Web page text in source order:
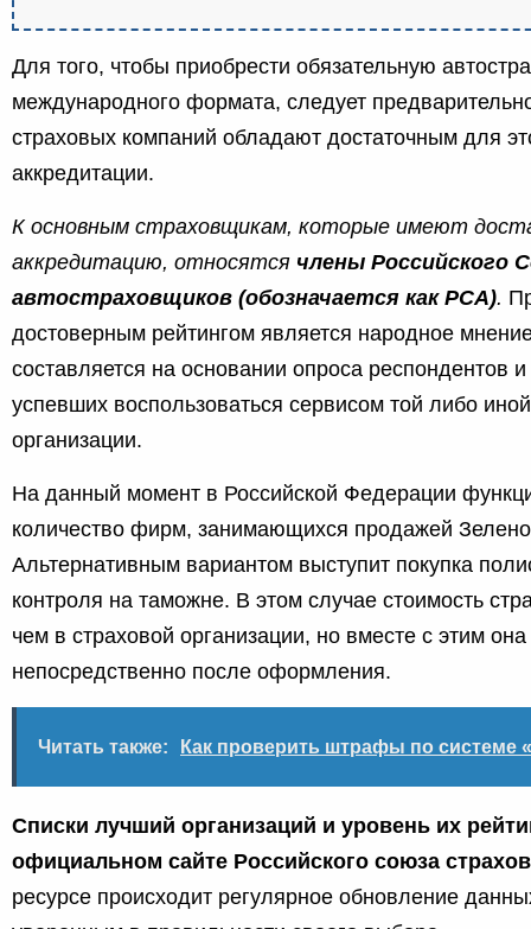
Для того, чтобы приобрести обязательную
международного формата, следует
страховых компаний обладают достаточным для
аккредитации.
К основным страховщикам, которые имеют
аккредитацию, относятся члены Российского
автостраховщиков (обозначается как РСА).
достоверным рейтингом является народное
составляется на основании опроса респондентов
успевших воспользоваться сервисом той либо
организации.
На данный момент в Российской Федерации
количество фирм, занимающихся продажей
Альтернативным вариантом выступит покупка
контроля на таможне. В этом случае стоимость
чем в страховой организации, но вместе с этим
непосредственно после оформления.
Читать также: Как проверить штрафы по системе
Списки лучший организаций и уровень их
официальном сайте Российского союза
ресурсе происходит регулярное обновление